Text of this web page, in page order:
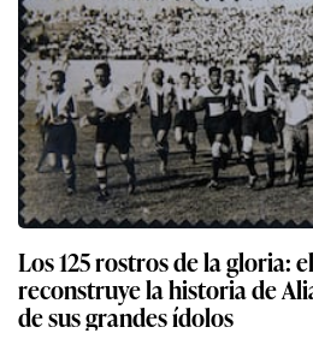
Los 125 rostros de la gloria:
reconstruye la historia de
de sus grandes ídolos